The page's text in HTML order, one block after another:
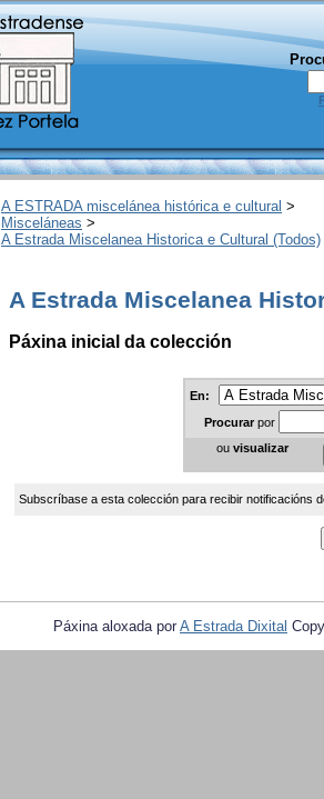
A ESTRADA miscelánea histórica e cultural >
Misceláneas >
A Estrada Miscelanea Historica e Cultural (Todos)
A Estrada Miscelanea
Páxina inicial da colección
En:
Procurar por
ou visualizar
Subscríbase a esta colección para recibir notificacións
Páxina aloxada por A Estrada Dixital